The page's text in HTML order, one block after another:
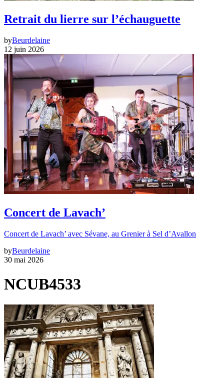
Retrait du lierre sur l’échauguette
byBeurdelaine
12 juin 2026
Concert de Lavach’
Concert de Lavach’ avec Sévane, au Grenier à Sel d’Avallon
byBeurdelaine
30 mai 2026
NCUB4533